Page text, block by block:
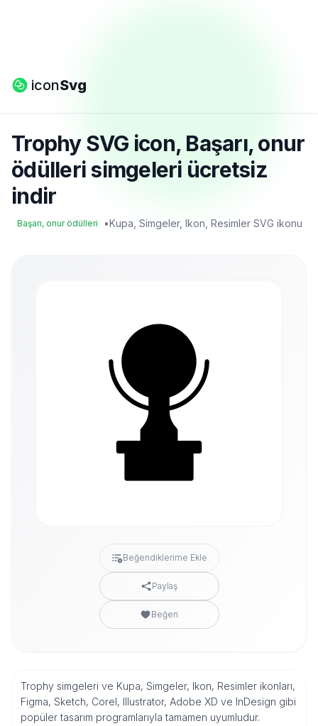
iconSvg
Trophy SVG icon, Başarı, onur
ödülleri simgeleri ücretsiz
indir
Başarı, onur ödülleri •Kupa, Simgeler, Ikon, Resimler SVG ikonu
Beğendiklerime Ekle
Paylaş
Beğen
Trophy simgeleri ve Kupa, Simgeler, Ikon, Resimler ikonları,
Figma, Sketch, Corel, Illustrator, Adobe XD ve InDesign gibi
popüler tasarım programlarıyla tamamen uyumludur.